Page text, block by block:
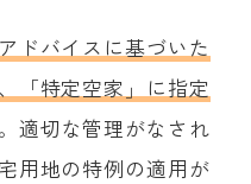
ドバイスに基づいた
「特定空家」に指定
。適切な管理がなされ
用地の特例の適用が